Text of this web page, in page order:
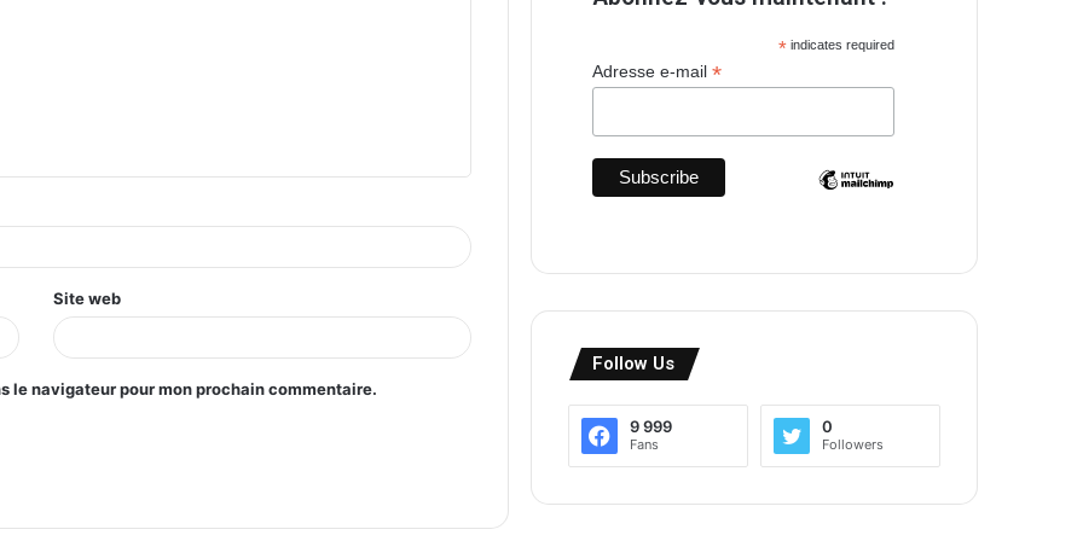
Site web
le navigateur pour mon prochain commentaire.
*indicates required
Adresse e-mail*
Follow Us
9 999
Fans
0
Followers